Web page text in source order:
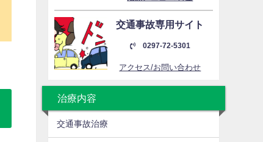
交通事故専用サイト
0297-72-5301
アクセス/お問い合わせ
治療内容
交通事故治療